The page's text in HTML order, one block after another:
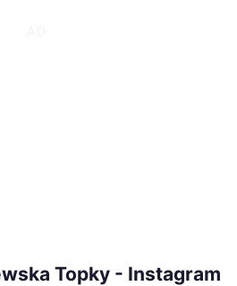
Topky - Instagram